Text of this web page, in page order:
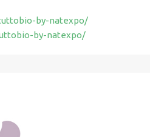
by-natexpo/
by-natexpo/